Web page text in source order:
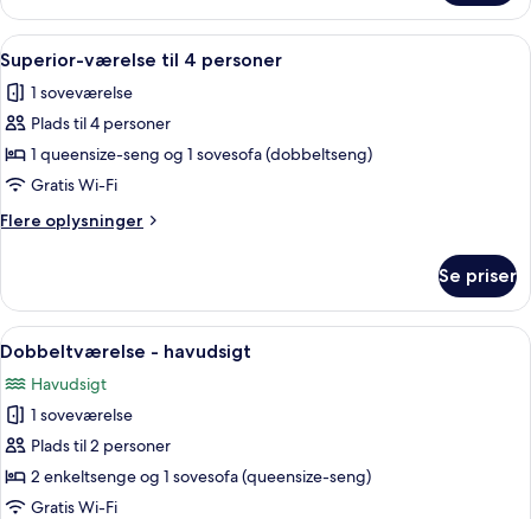
værelse
til
3
personer
Indlæs
alle
billeder
af
Superior-
værelse
til
4
Et moderne hotelværelse med en
5
Superior-værelse til 4 personer
1 soveværelse
Plads til 4 personer
1 queensize-seng og 1 sovesofa (dobbeltseng)
Gratis Wi-Fi
Flere oplysninger
Flere
værelse
til
4
Se priser
Indlæs
alle
billeder
af
Dobbeltværelse
-
havudsigt
Et moderne hotelværelse med en
4
Dobbeltværelse - havudsigt
Havudsigt
1 soveværelse
Plads til 2 personer
2 enkeltsenge og 1 sovesofa (queensize-seng)
Gratis Wi-Fi